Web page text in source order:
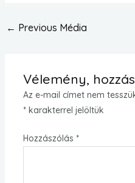
← Previous Média
Vélemény,
Az e-mail címet nem
*karakterrel jelöltük
Hozzászólás *